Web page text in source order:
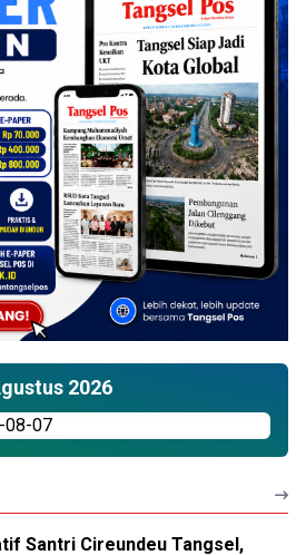
2026
Santri Cireundeu Tangsel,